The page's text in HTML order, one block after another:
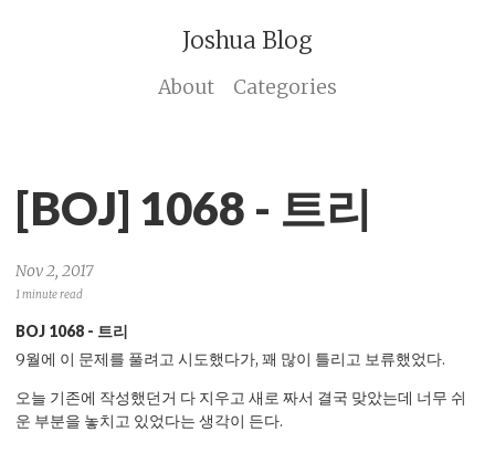
Joshua Blog
About Categories
[BOJ] 1068 - 트리
Nov 2, 2017
1 minute read
BOJ 1068 - 트리
9월에 이 문제를 풀려고 시도했다가, 꽤 많이 틀리고 보류했었다.
오늘 기존에 작성했던거 다 지우고 새로 짜서 결국 맞았는데 너무 쉬
운 부분을 놓치고 있었다는 생각이 든다.